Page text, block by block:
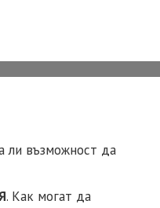
ли възможност да
. Как могат да